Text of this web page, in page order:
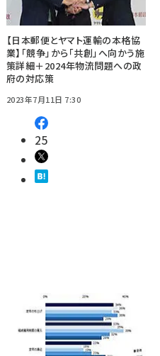
【日本郵便とヤマト運輸の本格協
業】「競争」から「共創」へ向かう施
策詳細＋2024年物流問題への政
府の対応策
2023年7月11日 7:30
25